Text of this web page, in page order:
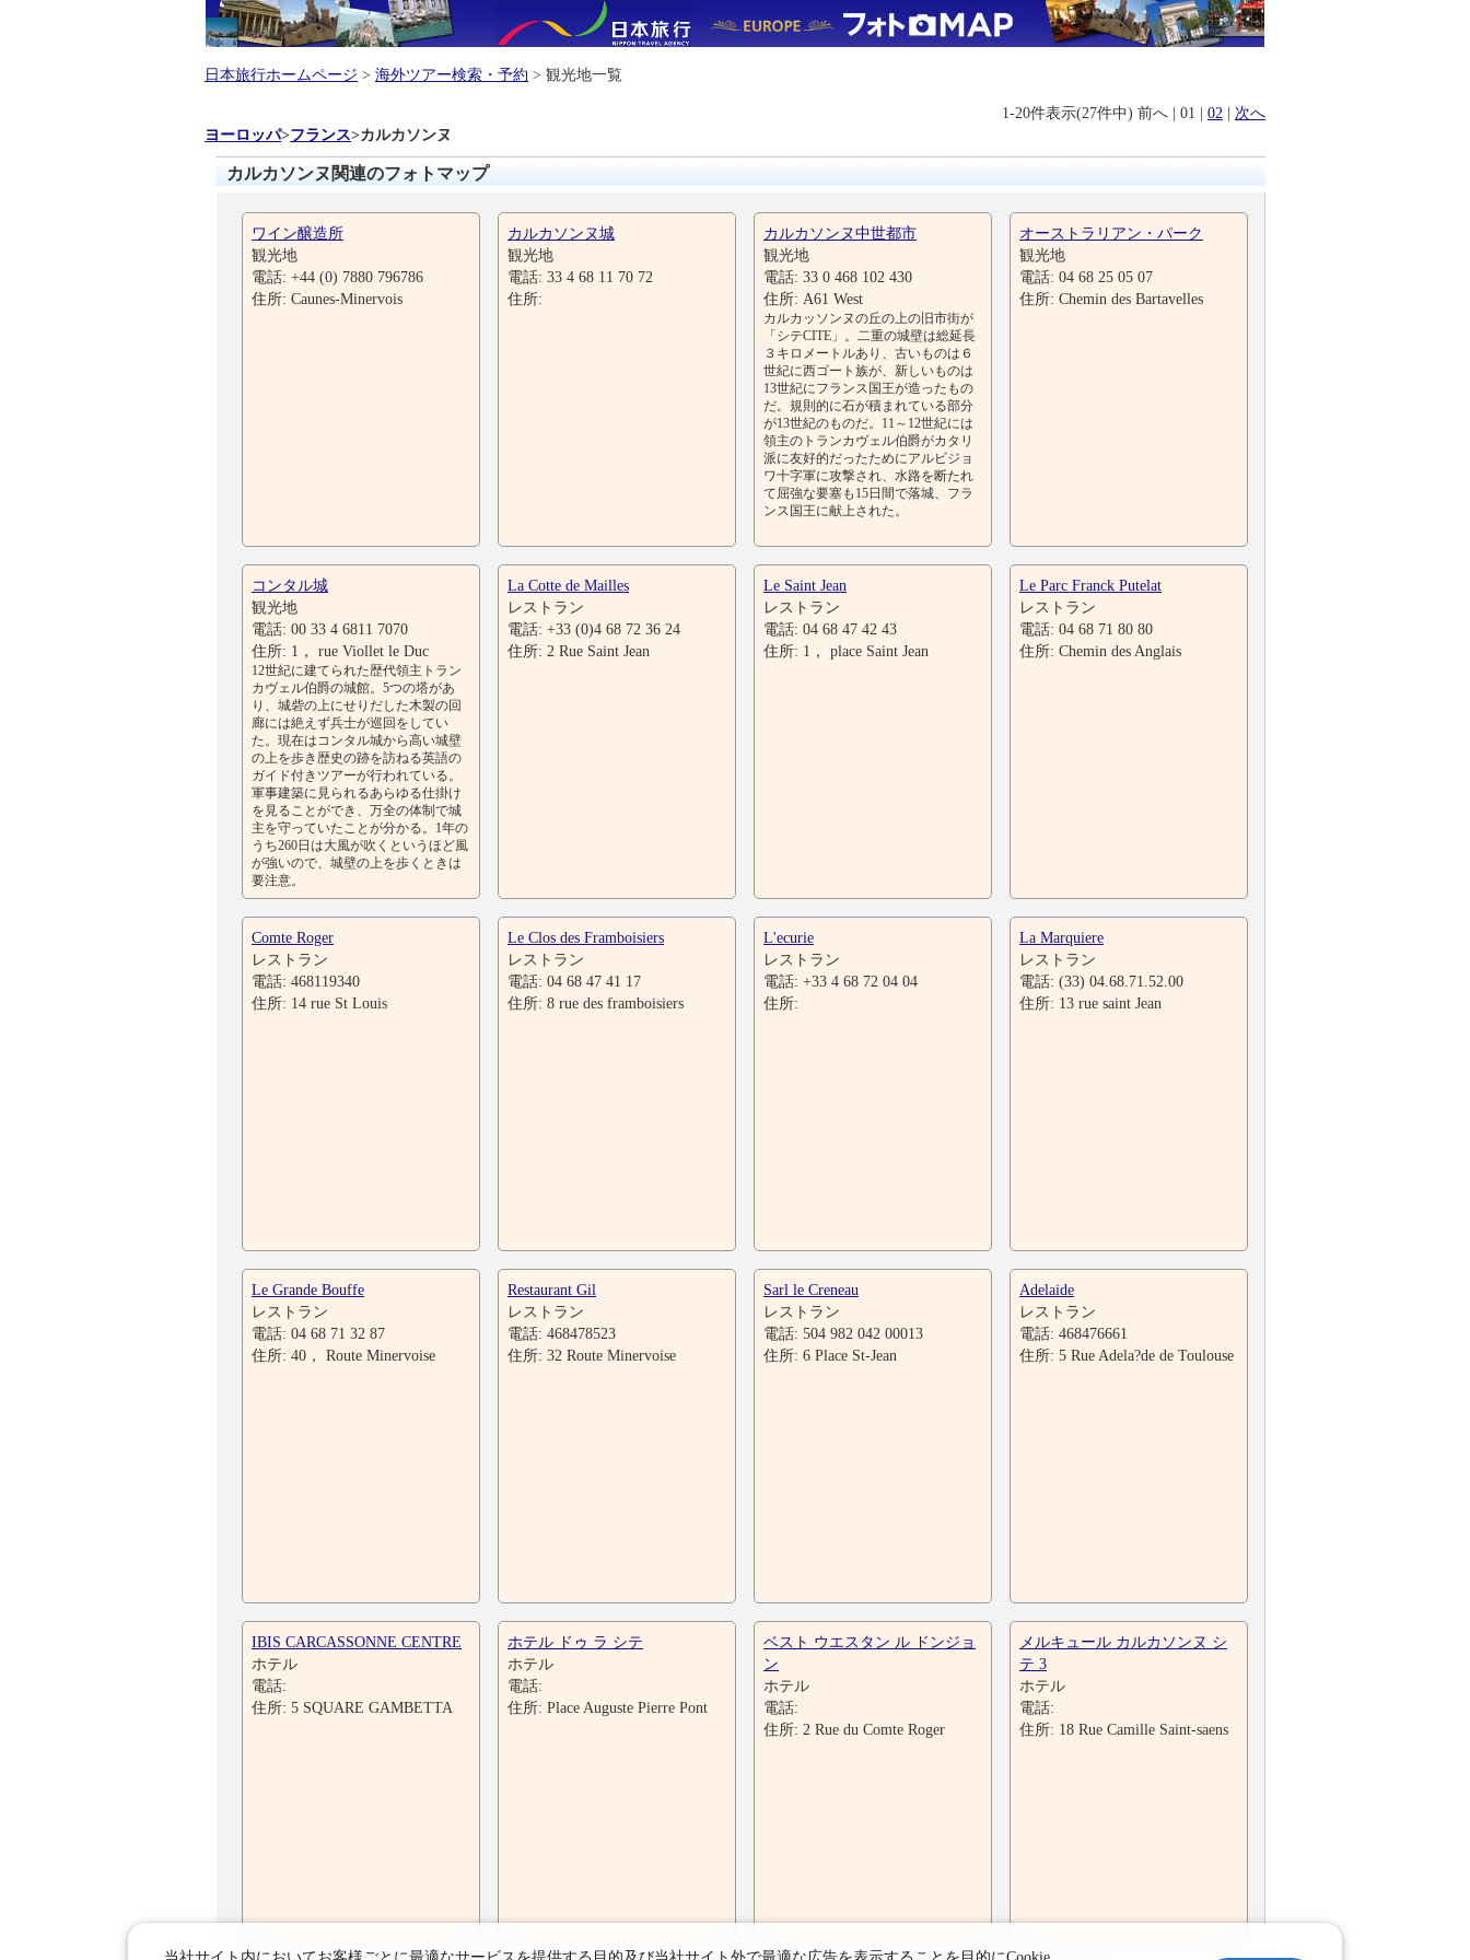
日本旅行ホームページ > 海外ツアー検索・予約 > 観光地一覧
1-20件表示(27件中) 前へ | 01 | 02 | 次へ
ヨーロッパ>フランス>カルカソンヌ
カルカソンヌ関連のフォトマップ
ワイン醸造所
観光地
電話: +44 (0) 7880 796786
住所: Caunes-Minervois
カルカソンヌ城
観光地
電話: 33 4 68 11 70 72
住所:
カルカソンヌ中世都市
観光地
電話: 33 0 468 102 430
住所: A61 West
カルカッソンヌの丘の上の旧市街が
「シテCITE」。二重の城壁は総延長
３キロメートルあり、古いものは６
世紀に西ゴート族が、新しいものは
13世紀にフランス国王が造ったもの
だ。規則的に石が積まれている部分
が13世紀のものだ。11～12世紀には
領主のトランカヴェル伯爵がカタリ
派に友好的だったためにアルビジョ
ワ十字軍に攻撃され、水路を断たれ
て屈強な要塞も15日間で落城、フラ
ンス国王に献上された。
オーストラリアン・パーク
観光地
電話: 04 68 25 05 07
住所: Chemin des Bartavelles
コンタル城
観光地
電話: 00 33 4 6811 7070
住所: 1， rue Viollet le Duc
12世紀に建てられた歴代領主トラン
カヴェル伯爵の城館。5つの塔があ
り、城砦の上にせりだした木製の回
廊には絶えず兵士が巡回をしてい
た。現在はコンタル城から高い城壁
の上を歩き歴史の跡を訪ねる英語の
ガイド付きツアーが行われている。
軍事建築に見られるあらゆる仕掛け
を見ることができ、万全の体制で城
主を守っていたことが分かる。1年の
うち260日は大風が吹くというほど風
が強いので、城壁の上を歩くときは
要注意。
La Cotte de Mailles
レストラン
電話: +33 (0)4 68 72 36 24
住所: 2 Rue Saint Jean
Le Saint Jean
レストラン
電話: 04 68 47 42 43
住所: 1， place Saint Jean
Le Parc Franck Putelat
レストラン
電話: 04 68 71 80 80
住所: Chemin des Anglais
Comte Roger
レストラン
電話: 468119340
住所: 14 rue St Louis
Le Clos des Framboisiers
レストラン
電話: 04 68 47 41 17
住所: 8 rue des framboisiers
L'ecurie
レストラン
電話: +33 4 68 72 04 04
住所:
La Marquiere
レストラン
電話: (33) 04.68.71.52.00
住所: 13 rue saint Jean
Le Grande Bouffe
レストラン
電話: 04 68 71 32 87
住所: 40， Route Minervoise
Restaurant Gil
レストラン
電話: 468478523
住所: 32 Route Minervoise
Sarl le Creneau
レストラン
電話: 504 982 042 00013
住所: 6 Place St-Jean
Adelaide
レストラン
電話: 468476661
住所: 5 Rue Adela?de de Toulouse
IBIS CARCASSONNE CENTRE
ホテル
電話:
住所: 5 SQUARE GAMBETTA
ホテル ドゥ ラ シテ
ホテル
電話:
住所: Place Auguste Pierre Pont
ベスト ウエスタン ル ドンジョ
ン
ホテル
電話:
住所: 2 Rue du Comte Roger
メルキュール カルカソンヌ シ
テ 3
ホテル
電話:
住所: 18 Rue Camille Saint-saens